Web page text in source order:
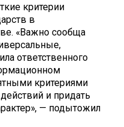
критерии
в
«Важно сообща
ответственного
критериями
и придать
— подытожил